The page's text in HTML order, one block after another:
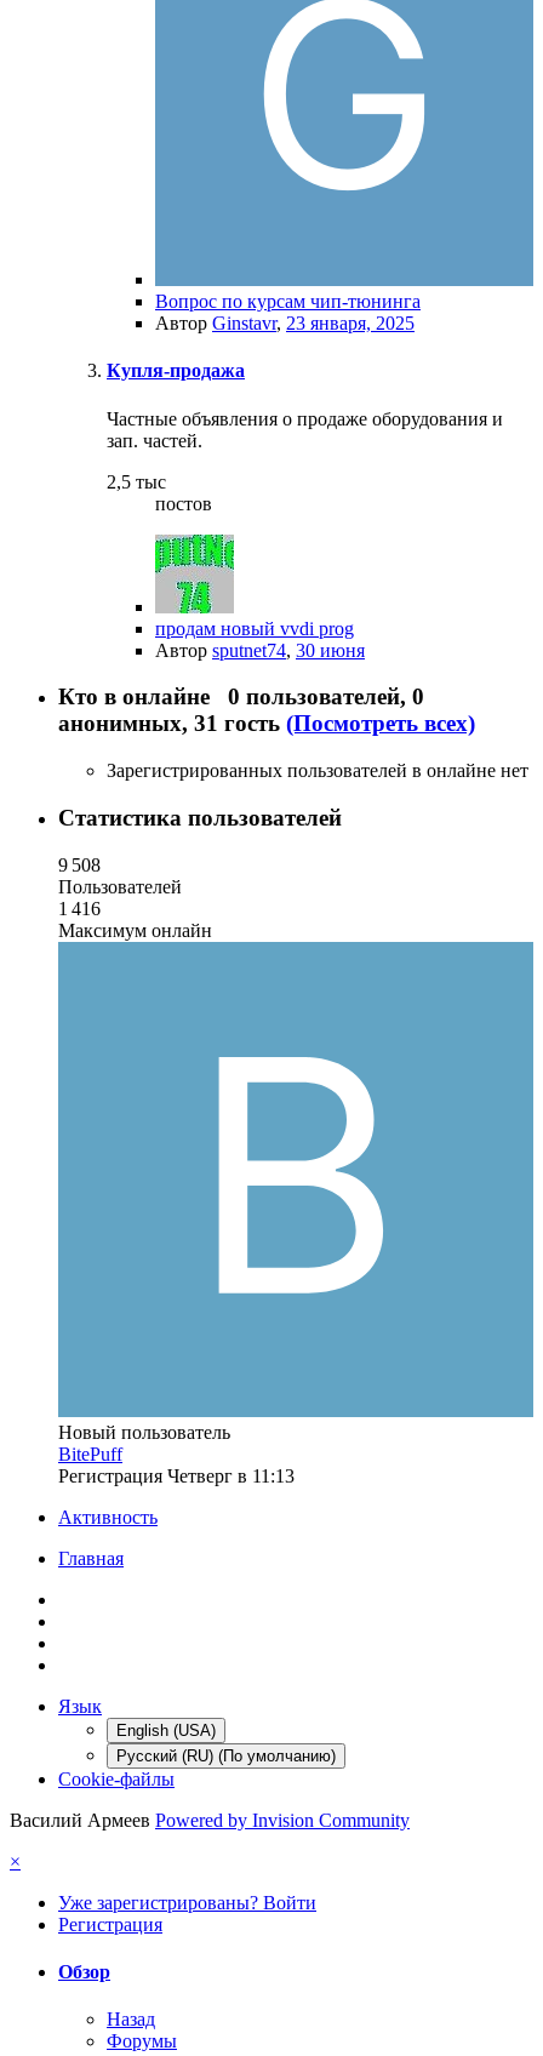
Вопрос по курсам чип-тюнинга
Автор Ginstavr, 23 января, 2025
Купля-продажа
Частные объявления о продаже оборудования и
зап. частей.
2,5 тыс
постов
продам новый vvdi prog
Автор sputnet74, 30 июня
Кто в онлайне 0 пользователей, 0
анонимных, 31 гость (Посмотреть всех)
Зарегистрированных пользователей в онлайне нет
Статистика пользователей
9 508
Пользователей
1 416
Максимум онлайн
Новый пользователь
BitePuff
Регистрация Четверг в 11:13
Активность
Главная
Язык
English (USA)
Русский (RU) (По умолчанию)
Cookie-файлы
Василий Армеев Powered by Invision Community
×
Уже зарегистрированы? Войти
Регистрация
Обзор
Назад
Форумы